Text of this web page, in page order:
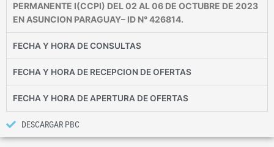
PERMANENTE I(CCPI) DEL 02 AL 06 DE OCTUBRE DE 2023
EN ASUNCION PARAGUAY– ID N° 426814.
FECHA Y HORA DE CONSULTAS
FECHA Y HORA DE RECEPCION DE OFERTAS
FECHA Y HORA DE APERTURA DE OFERTAS
DESCARGAR PBC